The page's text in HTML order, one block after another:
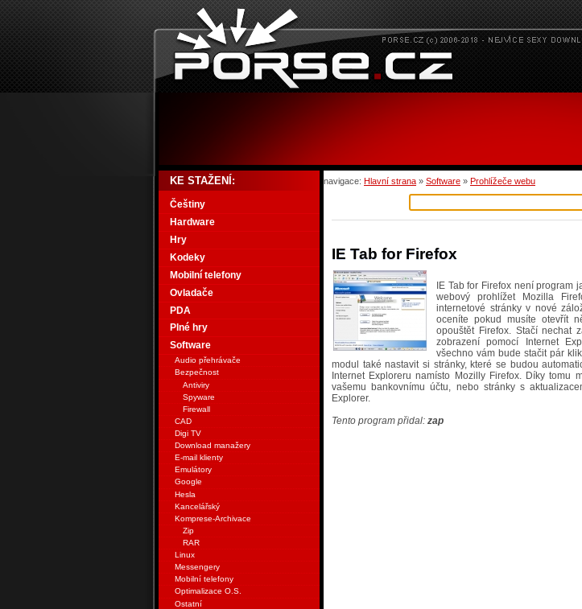
navigace: Hlavní strana » Software » Prohlížeče webu
IE Tab for Firefox
IE Tab for Firefox není program
webový prohlížet Mozilla
internetové stránky v nové
oceníte pokud musíte otevřít
opouštět Firefox. Stačí nechat
zobrazení pomocí Internet
všechno vám bude stačit pár
modul také nastavit si stránky, které se budou
Internet Exploreru namísto Mozilly Firefox. Díky tomu
vašemu bankovnímu účtu, nebo stránky s
Explorer.
Tento program přidal: zap
KE STAŽENÍ:
Češtiny
Hardware
Hry
Kodeky
Mobilní telefony
Ovladače
PDA
Plné hry
Software
Audio přehrávače
Bezpečnost
Antiviry
Spyware
Firewall
CAD
Digi TV
Download manažery
E-mail klienty
Emulátory
Google
Hesla
Kancelářský
Komprese-Archivace
Zip
RAR
Linux
Messengery
Mobilní telefony
Optimalizace O.S.
Ostatní